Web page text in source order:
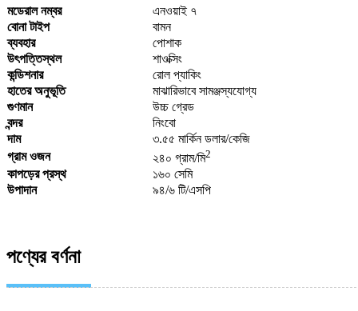
মডেরাল নম্বর
এনওয়াই ৭
বোনা টাইপ
বামন
ব্যবহার
পোশাক
উৎপত্তিস্থল
শাওক্সিং
কন্ডিশনার
রোল প্যাকিং
হাতের অনুভূতি
মাঝারিভাবে সামঞ্জস্যযোগ্য
গুণমান
উচ্চ গ্রেড
বন্দর
নিংবো
দাম
৩.৫৫ মার্কিন ডলার/কেজি
গ্রাম ওজন
২৪০ গ্রাম/মি2
কাপড়ের প্রস্থ
১৬০ সেমি
উপাদান
৯৪/৬ টি/এসপি
পণ্যের বর্ণনা